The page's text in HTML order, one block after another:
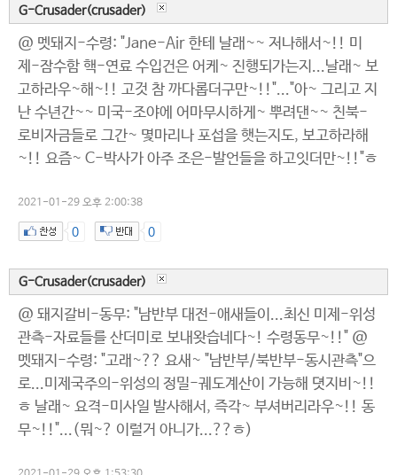
G-Crusader(crusader)
@ 멧돼지-수령: "Jane-Air 한테 날래~~ 저나해서~!! 미
제-잠수함 핵-연료 수입건은 어케~ 진행되가는지...날래~ 보
고하라우~해~!! 고것 참 까다롭더구만~!!"..."아~ 그리고 지
난 수년간~~ 미국-조야에 어마무시하게~ 뿌려댄~~ 친북-
로비자금들로 그간~ 몇마리나 포섭을 햇는지도, 보고하라해
~!! 요즘~ C-박사가 아주 조은-발언들을 하고잇더만~!!"ㅎ
2021-01-29 오후 2:00:38
0 0
G-Crusader(crusader)
@ 돼지갈비-동무: "남반부 대전-애새들이...최신 미제-위성
관측-자료들를 산더미로 보내왓습네다~! 수령동무~!!" @
멧돼지-수령: "고래~?? 요새~ "남반부/북반부-동시관측"으
로...미제국주의-위성의 정밀-궤도계산이 가능해 뎟지비~!!
ㅎ 날래~ 요격-미사일 발사해서, 즉각~ 부셔버리라우~!! 동
무~!!"...(뭐~? 이럴거 아니가...??ㅎ)